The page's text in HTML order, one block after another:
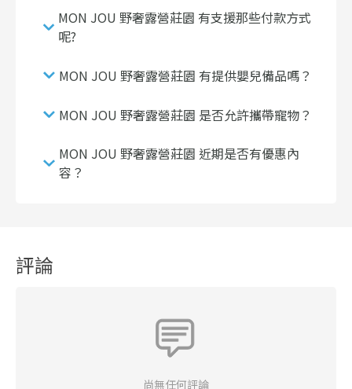
MON JOU 野奢露營莊園 有支援那些付款方式
呢?
MON JOU 野奢露營莊園 有提供嬰兒備品嗎？
MON JOU 野奢露營莊園 是否允許攜帶寵物？
MON JOU 野奢露營莊園 近期是否有優惠內
容？
評論
尚無任何評論